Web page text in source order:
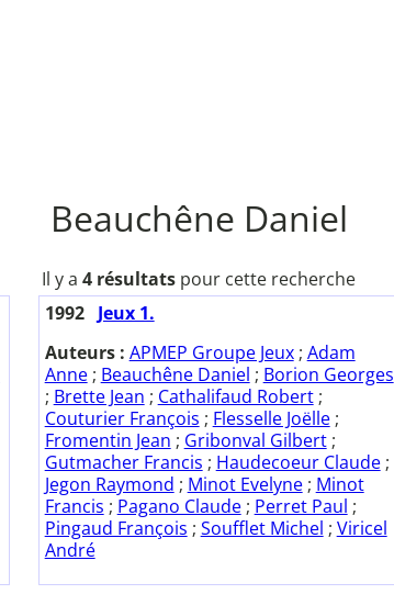
Beauchêne Daniel
Il y a 4 résultats pour cette recherche
1992
Jeux 1.
Auteurs : APMEP Groupe Jeux; Adam
Anne; Beauchêne Daniel ; Borion Georges
; Brette Jean ; Cathalifaud Robert;
Couturier François ; Flesselle Joëlle;
Fromentin Jean ; Gribonval Gilbert;
Gutmacher Francis ; Haudecoeur Claude;
Jegon Raymond ; Minot Evelyne; Minot
Francis ; Pagano Claude; Perret Paul ;
Pingaud François ; Soufflet Michel ; Viricel
André